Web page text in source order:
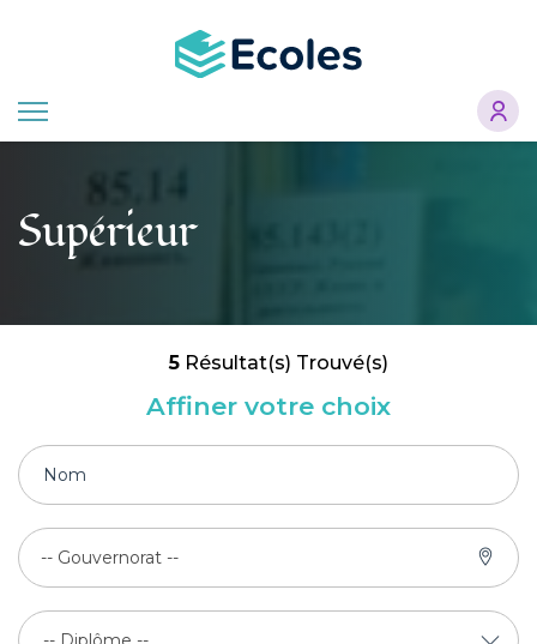
principal
Supérieur
5Résultat(s) Trouvé(s)
Affiner votre choix
-- Gouvernorat --